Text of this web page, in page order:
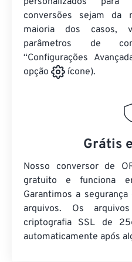
conversões sejam da
maioria dos casos,
parâmetros de
“Configurações
opção
ícone).
Grátis
Nosso conversor de
gratuito e funciona
Garantimos a
arquivos. Os
criptografia SSL de
automaticamente após